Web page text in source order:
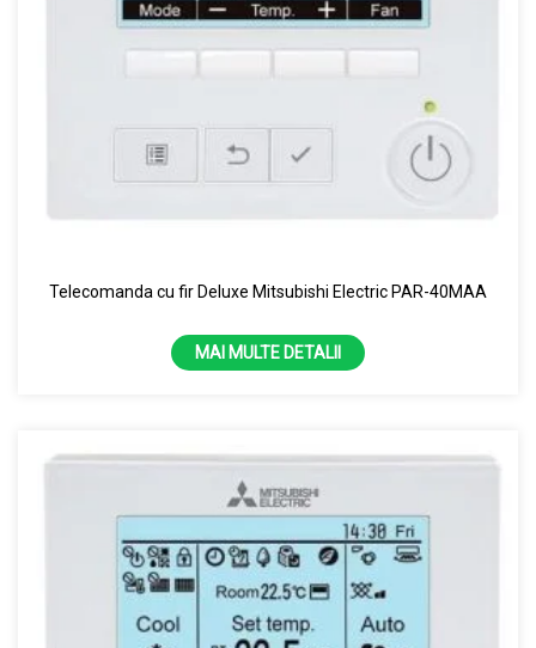
Telecomanda cu fir Deluxe Mitsubishi Electric PAR-40MAA
MAI MULTE DETALII